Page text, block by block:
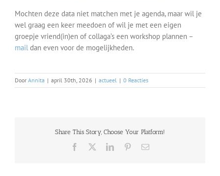
Mochten deze data niet matchen met je agenda, maar wil je
wel graag een keer meedoen of wil je met een eigen
groepje vriend(in)en of collaga’s een workshop plannen –
mail dan even voor de mogelijkheden.
Door Annita | april 30th, 2026 | actueel | 0 Reacties
Share This Story, Choose Your Platform!
Facebook LinkedInPinterest
E-